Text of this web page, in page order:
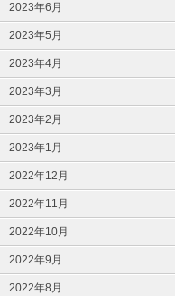
2023年6月
2023年5月
2023年4月
2023年3月
2023年2月
2023年1月
2022年12月
2022年11月
2022年10月
2022年9月
2022年8月